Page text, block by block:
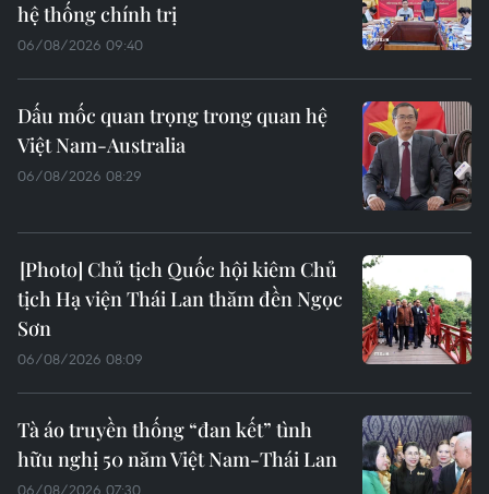
hệ thống chính trị
06/08/2026 09:40
Dấu mốc quan trọng trong quan hệ
Việt Nam-Australia
06/08/2026 08:29
Chủ tịch Quốc hội kiêm Chủ
tịch Hạ viện Thái Lan thăm đền Ngọc
Sơn
06/08/2026 08:09
Tà áo truyền thống “đan kết” tình
hữu nghị 50 năm Việt Nam-Thái Lan